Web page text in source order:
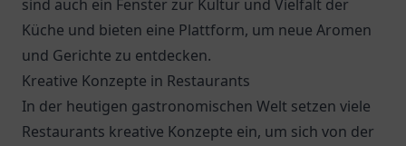
sind auch ein Fenster zur Kultur und Vielfalt der
Küche und bieten eine Plattform, um neue Aromen
und Gerichte zu entdecken.
Kreative Konzepte in Restaurants
In der heutigen gastronomischen Welt setzen viele
Restaurants kreative Konzepte ein, um sich von der